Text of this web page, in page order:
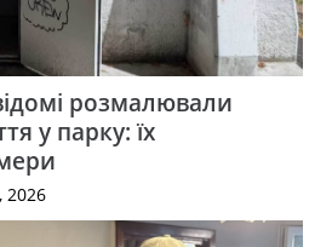
розмалювали
у парку: їх
2026